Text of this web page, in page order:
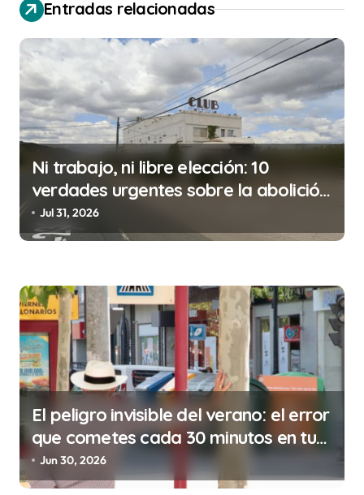
a
c
i
ó
n
d
e
n
a
d
a
s
Entradas relacionadas
Ni trabajo, ni libre elección: 10
verdades urgentes sobre la abolición
de la prostitución
Jul 31, 2026
El peligro invisible del verano: el error
que cometes cada 30 minutos en tu
trabajo (y la ilegalidad que te puede
costar la vida)
Jun 30, 2026